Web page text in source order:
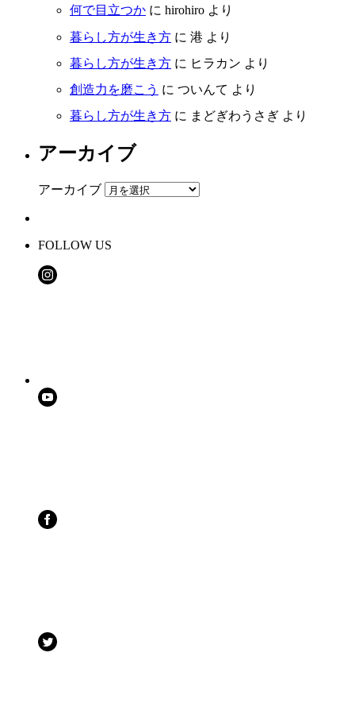
何で目立つか に hirohiro より
暮らし方が生き方 に 港 より
暮らし方が生き方 に ヒラカン より
創造力を磨こう に ついんて より
暮らし方が生き方 に まどぎわうさぎ より
アーカイブ
アーカイブ
FOLLOW US